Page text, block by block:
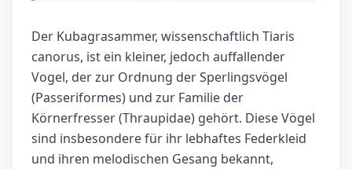
Der Kubagrasammer, wissenschaftlich Tiaris
canorus, ist ein kleiner, jedoch auffallender
Vogel, der zur Ordnung der Sperlingsvögel
(Passeriformes) und zur Familie der
Körnerfresser (Thraupidae) gehört. Diese Vögel
sind insbesondere für ihr lebhaftes Federkleid
und ihren melodischen Gesang bekannt,